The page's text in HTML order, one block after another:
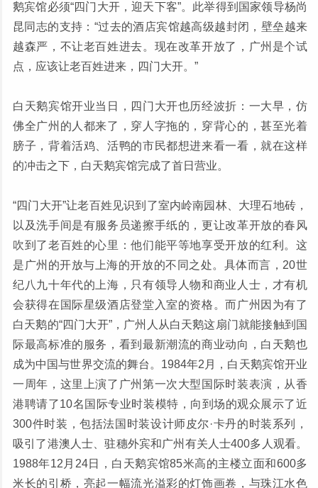
鹅宾馆必须“四门大开，迎天下客”。此举得到国家领导杨尚
昆同志的支持：“过去的酒店宾馆越高级越封闭，壁垒越来
越森严，不让老百姓进去。现在改革开放了，广州是个试
点，应该让老百姓进来，四门大开。”
白天鹅宾馆开业当日，四门大开也历经波折：一大早，仿
佛全广州的人都来了，穿人字拖的，穿背心的，甚至光着
膀子，背着活鸡、活鸭的市民都想进来看一看，就在这样
的冲击之下，白天鹅宾馆完成了首日营业。
“四门大开”让老百姓见识到了室内岭南园林、大理石地砖，
以及洗手间是有服务员递擦手纸的，更让改革开放的春风
吹到了老百姓的心里：他们能平等地享受开放的红利。这
是广州的开放与上海的开放的不同之处。具体而言，20世
纪八九十年代的上海，只有领导人物和商业人士，才有机
会获得在国际星级酒店登堂入室的资格。而广州因为有了
白天鹅的“四门大开”，广州人从白天鹅这扇门就能接触到国
际最高标准的服务，看到最新潮流的商业动向，白天鹅也
成为中国与世界交流的舞台。1984年2月，白天鹅宾馆开业
一周年，这里上演了广州第一次大型国际时装表演，从香
港聘请了10名国际专业时装模特，向到场的观众展示了近
300件时装，包括法国时装设计师皮尔·卡丹的时装系列，
吸引了港澳人士、驻穗外宾和广州有关人士400多人观看。
1988年12月24日，白天鹅宾馆85米高的主楼立面和600多
米长的引桥，亮起一幅流光溢彩的灯饰画卷，与珠江水色